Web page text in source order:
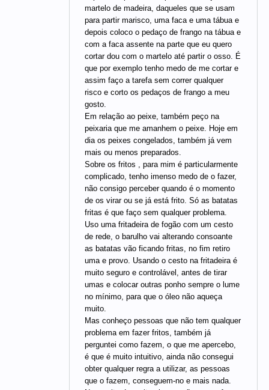
martelo de madeira, daqueles que se usam
para partir marisco, uma faca e uma tábua e
depois coloco o pedaço de frango na tábua e
com a faca assente na parte que eu quero
cortar dou com o martelo até partir o osso. É
que por exemplo tenho medo de me cortar e
assim faço a tarefa sem correr qualquer
risco e corto os pedaços de frango a meu
gosto.
Em relação ao peixe, também peço na
peixaria que me amanhem o peixe. Hoje em
dia os peixes congelados, também já vem
mais ou menos preparados.
Sobre os fritos , para mim é particularmente
complicado, tenho imenso medo de o fazer,
não consigo perceber quando é o momento
de os virar ou se já está frito. Só as batatas
fritas é que faço sem qualquer problema.
Uso uma fritadeira de fogão com um cesto
de rede, o barulho vai alterando consoante
as batatas vão ficando fritas, no fim retiro
uma e provo. Usando o cesto na fritadeira é
muito seguro e controlável, antes de tirar
umas e colocar outras ponho sempre o lume
no mínimo, para que o óleo não aqueça
muito.
Mas conheço pessoas que não tem qualquer
problema em fazer fritos, também já
perguntei como fazem, o que me apercebo,
é que é muito intuitivo, ainda não consegui
obter qualquer regra a utilizar, as pessoas
que o fazem, conseguem-no e mais nada.